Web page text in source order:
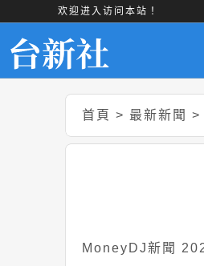
欢迎进入访问本站！
首頁 > 最新新聞 >
MoneyDJ新聞